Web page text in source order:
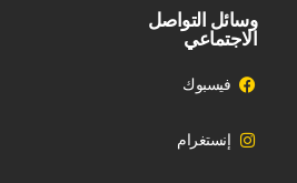
وسائل التواصل
الاجتماعي
فيسبوك
إنستغرام